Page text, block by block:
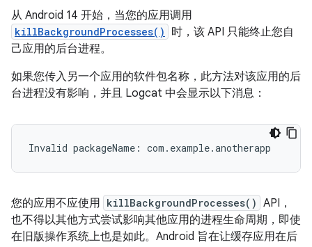
从 Android 14 开始，当您的应用调用
killBackgroundProcesses()
时，该 API 只能终止您自
己应用的后台进程。
如果您传入另一个应用的软件包名称，此方法对该应用的后
台进程没有影响，并且 Logcat 中会显示以下消息：
您的应用不应使用 killBackgroundProcesses() API，
也不得以其他方式尝试影响其他应用的进程生命周期，即使
在旧版操作系统上也是如此。Android 旨在让缓存应用在后